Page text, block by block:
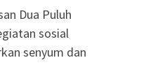
Dua Puluh
sosial
senyum dan